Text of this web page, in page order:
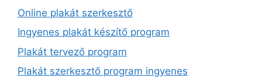
Online plakát szerkesztő
Ingyenes plakát készítő program
Plakát tervező program
Plakát szerkesztő program ingyenes